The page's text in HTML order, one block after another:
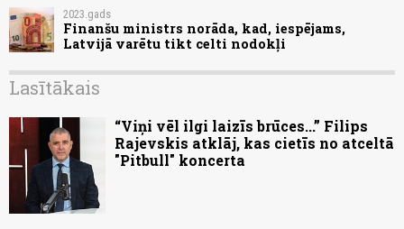
2023.gads
Finanšu ministrs norāda, kad, iespējams,
Latvijā varētu tikt celti nodokļi
Lasītākais
“Viņi vēl ilgi laizīs brūces...” Filips
Rajevskis atklāj, kas cietīs no atceltā
"Pitbull" koncerta